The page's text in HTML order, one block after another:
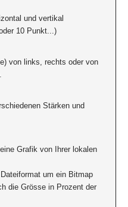
und vertikal
10 Punkt...)
von links, rechts oder von
Stärken und
Grafik von Ihrer lokalen
um ein Bitmap
die Grösse in Prozent der